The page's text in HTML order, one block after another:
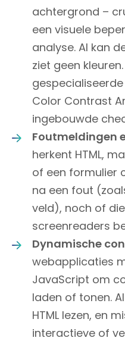
achtergrond –
een visuele
analyse. AI kan
ziet geen
Color Contrast
ingebouwde
Foutmeldingen
herkent HTML,
of een formulier
na een fout
veld), noch of
screenreaders
Dynamische
webapplicaties
JavaScript om
laden of tonen.
HTML lezen, en
interactieve of